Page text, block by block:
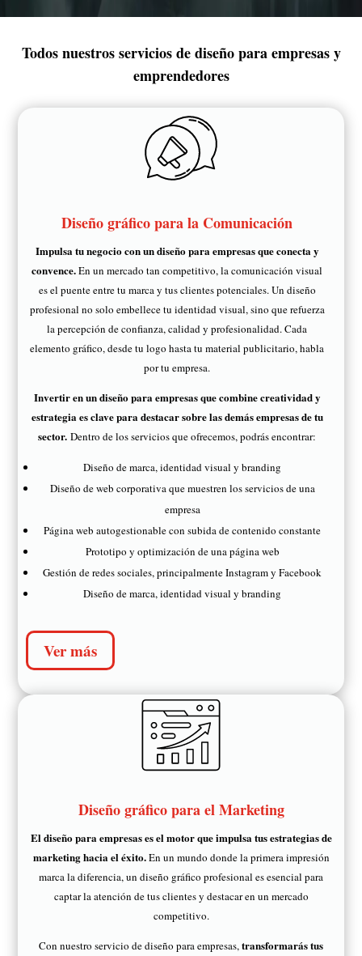
Todos nuestros servicios de diseño para empresas y
emprendedores
Diseño gráfico para la Comunicación
Impulsa tu negocio con un diseño para empresas que conecta y
convence.En un mercado tan competitivo, la comunicación visual
es el puente entre tu marca y tus clientes potenciales. Un diseño
profesional no solo embellece tu identidad visual, sino que refuerza
la percepción de confianza, calidad y profesionalidad. Cada
elemento gráfico, desde tu logo hasta tu material publicitario, habla
por tu empresa.
Invertir en un diseño para empresas que combine creatividad y
estrategia es clave para destacar sobre las demás empresas de tu
sector. Dentro de los servicios que ofrecemos, podrás encontrar:
Diseño de marca, identidad visual y branding
Diseño de web corporativa que muestren los servicios de una
empresa
Página web autogestionable con subida de contenido constante
Prototipo y optimización de una página web
Gestión de redes sociales, principalmente Instagram y Facebook
Diseño de marca, identidad visual y branding
Ver más
Diseño gráfico para el Marketing
El diseño para empresas es el motor que impulsa tus estrategias de
marketing hacia el éxito.En un mundo donde la primera impresión
marca la diferencia, un diseño gráfico profesional es esencial para
captar la atención de tus clientes y destacar en un mercado
competitivo.
Con nuestro servicio de diseño para empresas,transformarás tus